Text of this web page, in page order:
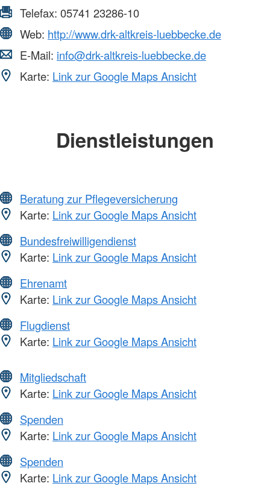
Telefax: 05741 23286-10
Web: http://www.drk-altkreis-luebbecke.de
E-Mail: info@drk-altkreis-luebbecke.de
Karte: Link zur Google Maps Ansicht
Dienstleistungen
Beratung zur Pflegeversicherung
Karte: Link zur Google Maps Ansicht
Bundesfreiwilligendienst
Karte: Link zur Google Maps Ansicht
Ehrenamt
Karte: Link zur Google Maps Ansicht
Flugdienst
Karte: Link zur Google Maps Ansicht
Mitgliedschaft
Karte: Link zur Google Maps Ansicht
Spenden
Karte: Link zur Google Maps Ansicht
Spenden
Karte: Link zur Google Maps Ansicht